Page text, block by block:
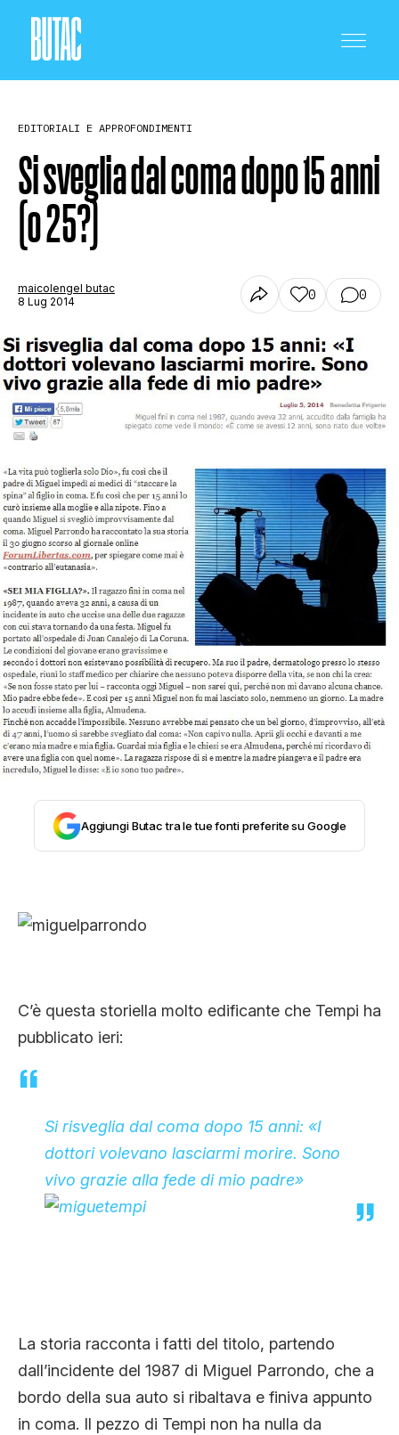
CRONACA E POLITICA
SCIENZA E TECNOLOGIA
SALUTE E MEDICINA
STORIA E CITAZIONI
INTRATTENIMENTO
COMPLOTTI, LEGGENDE URBANE ED
EVERGREEN
EDITORIALI
TRUFFE E SOCIAL NETWORK
CLIMA ED ENERGIA
EDITORIALI E APPROFONDIMENTI
Si sveglia dal coma dopo 15 anni
(o 25?)
maicolengel butac
8 Lug 2014
0 0
Aggiungi Butac tra le tue fonti preferite su Google
C’è questa storiella molto edificante che Tempi ha
pubblicato ieri:
Si risveglia dal coma dopo 15 anni: «I
dottori volevano lasciarmi morire. Sono
vivo grazie alla fede di mio padre»
La storia racconta i fatti del titolo, partendo
dall’incidente del 1987 di Miguel Parrondo, che a
bordo della sua auto si ribaltava e finiva appunto
in coma. Il pezzo di Tempi non ha nulla da